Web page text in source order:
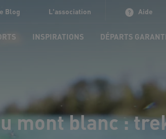
Blog L'association Aide
INSPIRATIONS DÉPARTS
mont blanc :